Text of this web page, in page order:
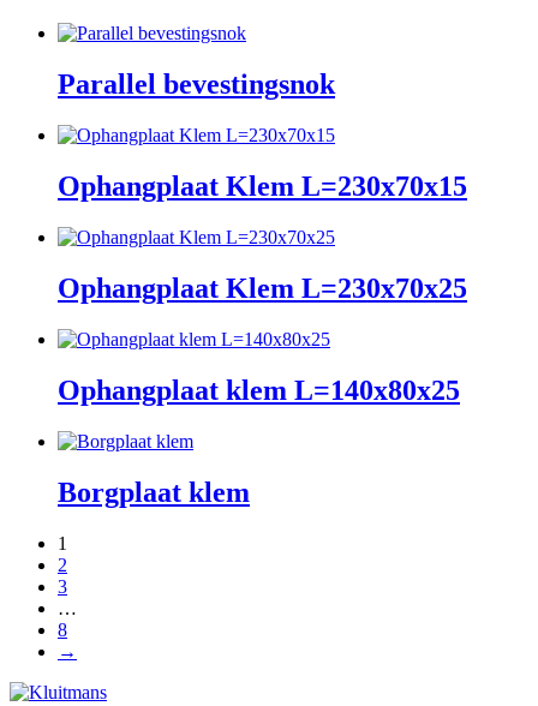
Parallel bevestingsnok
Ophangplaat Klem L=230x70x15
Ophangplaat Klem L=230x70x25
Ophangplaat klem L=140x80x25
Borgplaat klem
1
2
3
…
8
→